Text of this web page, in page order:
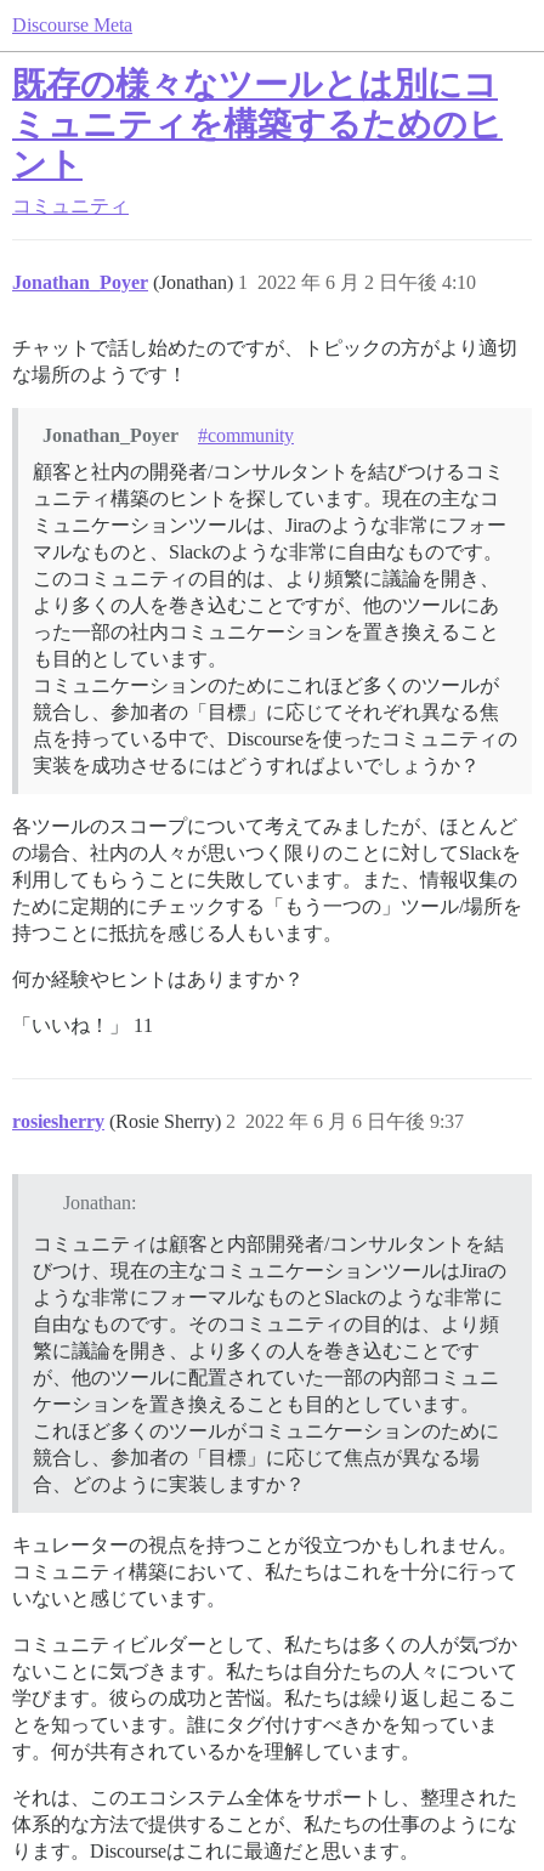
Discourse Meta
既存の様々なツールとは別にコ
ミュニティを構築するためのヒ
ント
コミュニティ
Jonathan_Poyer (Jonathan) 2022 年 6 月 2 日午後 4:10
1
チャットで話し始めたのですが、トピックの方がより適切
な場所のようです！
Jonathan_Poyer
#community
顧客と社内の開発者/コンサルタントを結びつけるコミ
ュニティ構築のヒントを探しています。現在の主なコ
ミュニケーションツールは、Jiraのような非常にフォー
マルなものと、Slackのような非常に自由なものです。
このコミュニティの目的は、より頻繁に議論を開き、
より多くの人を巻き込むことですが、他のツールにあ
った一部の社内コミュニケーションを置き換えること
も目的としています。
コミュニケーションのためにこれほど多くのツールが
競合し、参加者の「目標」に応じてそれぞれ異なる焦
点を持っている中で、Discourseを使ったコミュニティの
実装を成功させるにはどうすればよいでしょうか？
各ツールのスコープについて考えてみましたが、ほとんど
の場合、社内の人々が思いつく限りのことに対してSlackを
利用してもらうことに失敗しています。また、情報収集の
ために定期的にチェックする「もう一つの」ツール/場所を
持つことに抵抗を感じる人もいます。
何か経験やヒントはありますか？
「いいね！」 11
rosiesherry (Rosie Sherry) 2022 年 6 月 6 日午後 9:37
2
Jonathan:
コミュニティは顧客と内部開発者/コンサルタントを結
びつけ、現在の主なコミュニケーションツールはJiraの
ような非常にフォーマルなものとSlackのような非常に
自由なものです。そのコミュニティの目的は、より頻
繁に議論を開き、より多くの人を巻き込むことです
が、他のツールに配置されていた一部の内部コミュニ
ケーションを置き換えることも目的としています。
これほど多くのツールがコミュニケーションのために
競合し、参加者の「目標」に応じて焦点が異なる場
合、どのように実装しますか？
キュレーターの視点を持つことが役立つかもしれません。
コミュニティ構築において、私たちはこれを十分に行って
いないと感じています。
コミュニティビルダーとして、私たちは多くの人が気づか
ないことに気づきます。私たちは自分たちの人々について
学びます。彼らの成功と苦悩。私たちは繰り返し起こるこ
とを知っています。誰にタグ付けすべきかを知っていま
す。何が共有されているかを理解しています。
それは、このエコシステム全体をサポートし、整理された
体系的な方法で提供することが、私たちの仕事のようにな
ります。Discourseはこれに最適だと思います。